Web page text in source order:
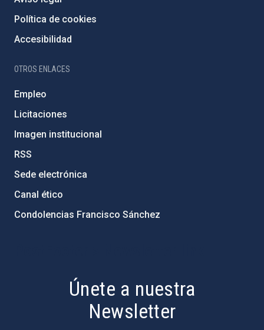
Política de cookies
Accesibilidad
OTROS ENLACES
Empleo
Licitaciones
Imagen institucional
RSS
Sede electrónica
Canal ético
Condolencias Francisco Sánchez
Únete a nuestra
Newsletter